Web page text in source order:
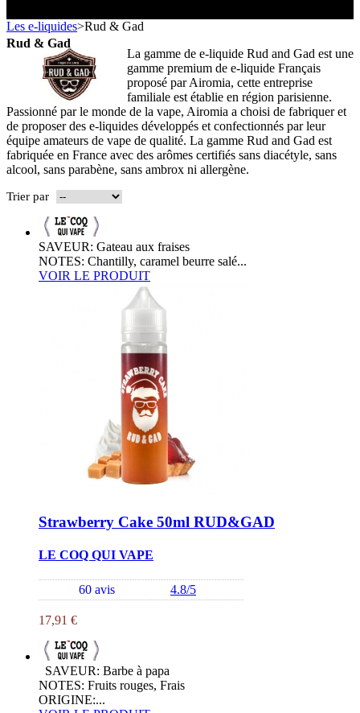
- LES PLUS VENDUS
- LES PACKS PROMOS
- RECHERCHE AVANCÉE
Boxs
Eleaf, Aspire,
LES MINI-CLOPES
Pods & Formats Poche
Les cartouches
pour pods
Boxs
L’AVIS DES MÉDECINS
LA PRESSE EN PARLE
Emission "C'est dans l'air"
Reportage Vox Pop ARTE
Interview France Bleu Genericlop
Rud & Gad
Les e-liquides>Rud & Gad
La gamme de e-liquide Rud and Gad est une
gamme premium de e-liquide Français
proposé par Airomia, cette entreprise
familiale est établie en région parisienne.
Passionné par le monde de la vape, Airomia a choisi de fabriquer et
de proposer des e-liquides développés et confectionnés par leur
équipe amateurs de vape de qualité. La gamme Rud and Gad est
fabriquée en France avec des arômes certifiés sans diacétyle, sans
alcool, sans parabène, sans ambrox ni allergène.
Trier par
SAVEUR: Gateau aux fraises
NOTES: Chantilly, caramel beurre salé...
VOIR LE PRODUIT
Strawberry Cake 50ml RUD&GAD
LE COQ QUI VAPE
60 avis 4.8/5
17,91 €
SAVEUR: Barbe à papa
NOTES: Fruits rouges, Frais
ORIGINE:...